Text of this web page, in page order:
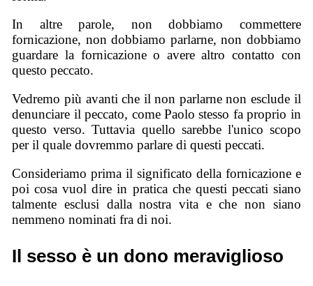
In altre parole, non dobbiamo commettere
fornicazione, non dobbiamo parlarne, non dobbiamo
guardare la fornicazione o avere altro contatto con
questo peccato.
Vedremo più avanti che il non parlarne non esclude il
denunciare il peccato, come Paolo stesso fa proprio in
questo verso. Tuttavia quello sarebbe l'unico scopo
per il quale dovremmo parlare di questi peccati.
Consideriamo prima il significato della fornicazione e
poi cosa vuol dire in pratica che questi peccati siano
talmente esclusi dalla nostra vita e che non siano
nemmeno nominati fra di noi.
Il sesso è un dono meraviglioso